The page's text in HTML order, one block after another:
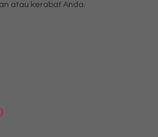
atau kerabat Anda.